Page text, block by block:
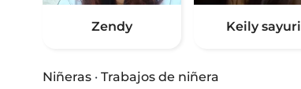
Zendy Keily sayuri
Niñeras · Trabajos de niñera